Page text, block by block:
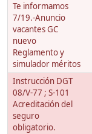
Te informamos
7/19.-Anuncio
vacantes GC
nuevo
Reglamento y
simulador méritos
Instrucción DGT
08/V-77 ; S-101
Acreditación del
seguro
obligatorio.